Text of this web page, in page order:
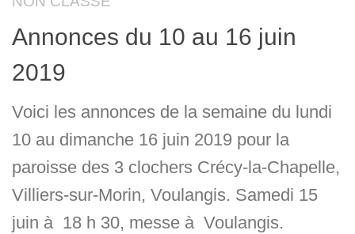
Annonces du 10 au 16 juin
2019
Voici les annonces de la semaine du lundi
10 au dimanche 16 juin 2019 pour la
paroisse des 3 clochers Crécy-la-Chapelle,
Villiers-sur-Morin, Voulangis. Samedi 15
juin à 18 h 30, messe à Voulangis.